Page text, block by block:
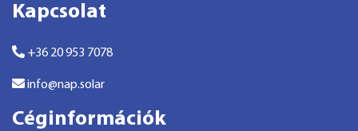
Kapcsolat
+36 20 953 7078
info@nap.solar
Céginformációk